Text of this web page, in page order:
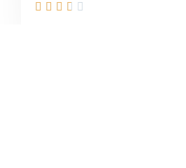
    